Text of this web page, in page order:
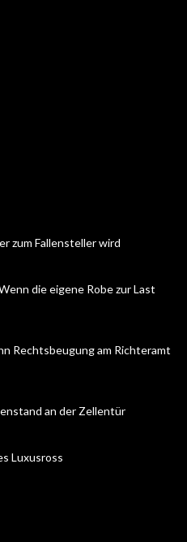
zum Fallensteller wird
die eigene Robe zur Last
Rechtsbeugung am Richteramt
an der Zellentür
Luxusross